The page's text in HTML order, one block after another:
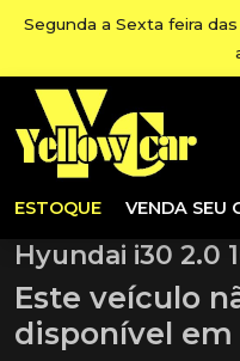
Segunda a Sexta feira
ESTOQUE VENDA SEU
Hyundai i30 2.0
Este veículo
disponível em